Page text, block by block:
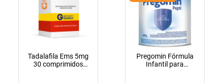
Tadalafila Ems 5mg
30 comprimidos
Pregomin Fórmula
Infantil para